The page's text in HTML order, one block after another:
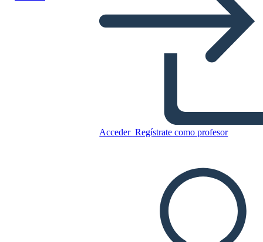
Acceder Regístrate como profesor
JUEGO DE DIAPOSITIVAS
LEERME